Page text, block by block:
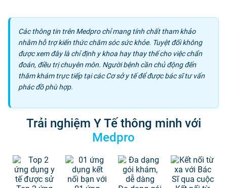
Các thông tin trên Medpro chỉ mang tính chất tham khảo
nhằm hỗ trợ kiến thức chăm sóc sức khỏe. Tuyệt đối không
được xem đây là chỉ định y khoa hay thay thế cho việc chẩn
đoán, điều trị chuyên môn. Người bệnh cần chủ động đến
thăm khám trực tiếp tại các Cơ sở y tế để được bác sĩ tư vấn
phác đồ phù hợp.
Trải nghiệm Y Tế thông minh với
Medpro